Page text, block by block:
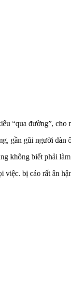
“qua đường”, cho
gần gũi người
không biết phải
bị cáo rất